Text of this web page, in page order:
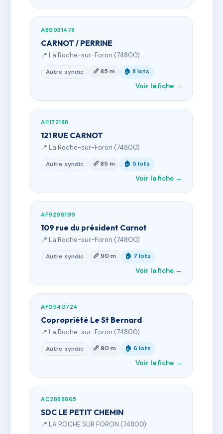
AB9931478
CARNOT / PERRINE
📍 La Roche-sur-Foron (74800)
Autre syndic 📏 85 m 🏠 8 lots
Voir la fiche →
AI1172188
121 RUE CARNOT
📍 La Roche-sur-Foron (74800)
Autre syndic 📏 85 m 🏠 5 lots
Voir la fiche →
AF9299199
109 rue du président Carnot
📍 La Roche-sur-Foron (74800)
Autre syndic 📏 90 m 🏠 7 lots
Voir la fiche →
AF0540724
Copropriété Le St Bernard
📍 La Roche-sur-Foron (74800)
Autre syndic 📏 90 m 🏠 6 lots
Voir la fiche →
AC2888865
SDC LE PETIT CHEMIN
📍 LA ROCHE SUR FORON (74800)